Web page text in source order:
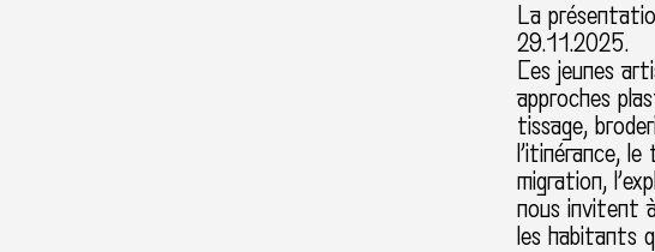
La
29.11.2025.
Ces jeunes
approches
tissage,
l’itinérance,
migration,
nous invitent
les habitants